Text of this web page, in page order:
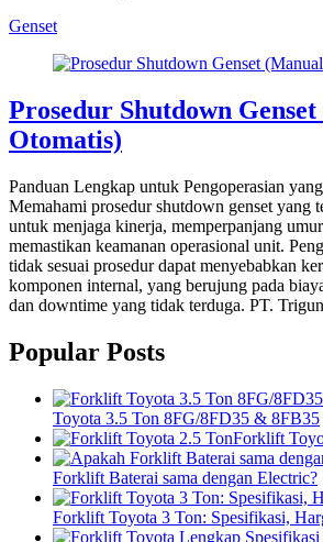
Genset
Prosedur Shutdown
Otomatis)
Panduan Lengkap untuk Pengoperasian
Memahami prosedur shutdown genset yang
untuk menjaga kinerja, memperpanjang
memastikan keamanan operasional unit.
tidak sesuai prosedur dapat menyebabkan
komponen internal, yang berujung pada
dan downtime yang tidak terduga. PT.
Popular Posts
Toyota 3.5 Ton 8FG/8FD35 & 8FB35
Forklift
Forklift Baterai sama dengan Electric?
Forklift Toyota 3 Ton: Spesifikasi,